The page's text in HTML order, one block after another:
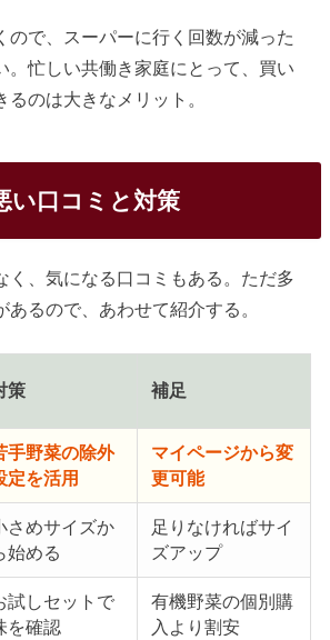
ので、スーパーに行く回数が減った
。忙しい共働き家庭にとって、買い
のは大きなメリット。
い口コミと対策
く、気になる口コミもある。ただ多
あるので、あわせて紹介する。
策 補足
手野菜の除外
定を活用
マイページから変
更可能
さめサイズか
始める
足りなければサイ
ズアップ
試しセットで
を確認
有機野菜の個別購
入より割安